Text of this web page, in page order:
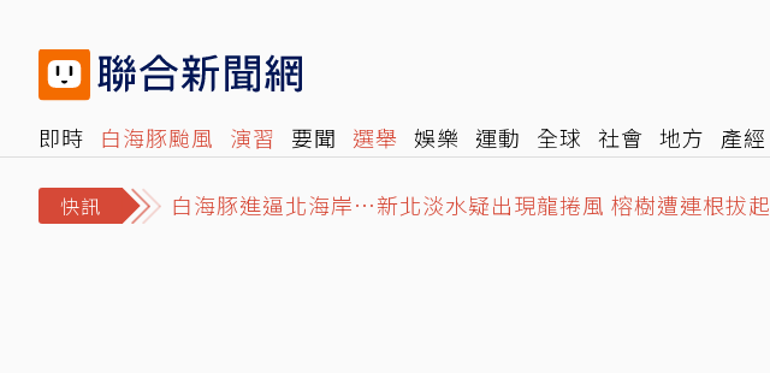
即時 白海豚颱風 演習 要聞 選舉 娛樂 運動 全球 社會 地方 產經
快訊 白海豚進逼北海岸…新北淡水疑出現龍捲風 榕樹遭連根拔起